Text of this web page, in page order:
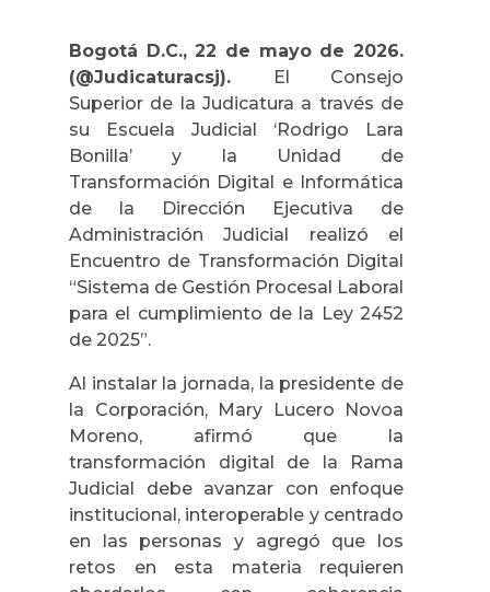
Bogotá D.C., 22 de mayo de 2026.
(@Judicaturacsj).
El Consejo
Superior de la Judicatura a través de
su Escuela Judicial ‘Rodrigo Lara
Bonilla’ y la Unidad de
Transformación Digital e Informática
de la Dirección Ejecutiva de
Administración Judicial realizó el
Encuentro de Transformación Digital
“Sistema de Gestión Procesal Laboral
para el cumplimiento de la Ley 2452
de 2025”.
Al instalar la jornada, la presidente de
la Corporación, Mary Lucero Novoa
Moreno, afirmó que la
transformación digital de la Rama
Judicial debe avanzar con enfoque
institucional, interoperable y centrado
en las personas y agregó que los
retos en esta materia requieren